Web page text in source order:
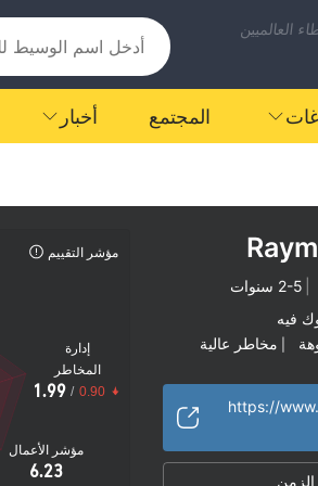
العالميين
المجتمع أخبار
2-5 سنوات
فيه
مخاطر عالية
الزمن
مؤشر التقييم
مؤشر الأعمال
6.23
إدارة
المخاطر
1.99 / 0.90